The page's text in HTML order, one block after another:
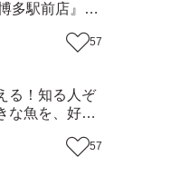
多駅前店』徹
ューも紹介！57
る！知る人ぞ
な魚を、好き
【まち歩き】57